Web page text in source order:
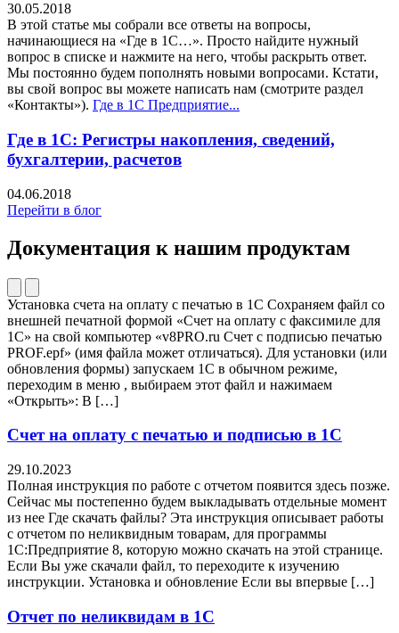
30.05.2018
В этой статье мы собрали все ответы на вопросы,
начинающиеся на «Где в 1С…». Просто найдите нужный
вопрос в списке и нажмите на него, чтобы раскрыть ответ.
Мы постоянно будем пополнять новыми вопросами. Кстати,
вы свой вопрос вы можете написать нам (смотрите раздел
«Контакты»). Где в 1С Предприятие...
Где в 1С: Регистры накопления, сведений,
бухгалтерии, расчетов
04.06.2018
Перейти в блог
Документация к нашим продуктам
Установка счета на оплату с печатью в 1С Сохраняем файл со
внешней печатной формой «Счет на оплату с факсимиле для
1С» на свой компьютер «v8PRO.ru Счет с подписью печатью
PROF.epf» (имя файла может отличаться). Для установки (или
обновления формы) запускаем 1С в обычном режиме,
переходим в меню , выбираем этот файл и нажимаем
«Открыть»: В […]
Счет на оплату с печатью и подписью в 1С
29.10.2023
Полная инструкция по работе с отчетом появится здесь позже.
Сейчас мы постепенно будем выкладывать отдельные момент
из нее Где скачать файлы? Эта инструкция описывает работы
с отчетом по неликвидным товарам, для программы
1С:Предприятие 8, которую можно скачать на этой странице.
Если Вы уже скачали файл, то переходите к изучению
инструкции. Установка и обновление Если вы впервые […]
Отчет по неликвидам в 1С